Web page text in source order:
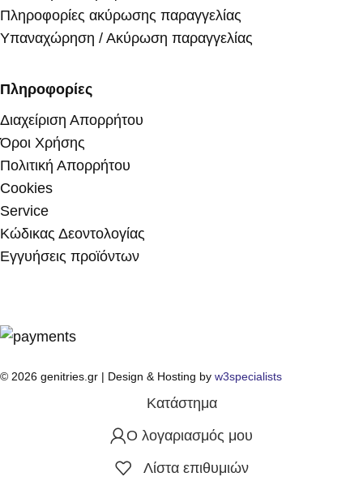
Πληροφορίες ακύρωσης παραγγελίας
Υπαναχώρηση / Ακύρωση παραγγελίας
Πληροφορίες
Διαχείριση Απορρήτου
Όροι Χρήσης
Πολιτική Απορρήτου
Cookies
Service
Κώδικας Δεοντολογίας
Εγγυήσεις προϊόντων
© 2026 genitries.gr | Design & Hosting by w3specialists
Κατάστημα
Ο λογαριασμός μου
Λίστα επιθυμιών